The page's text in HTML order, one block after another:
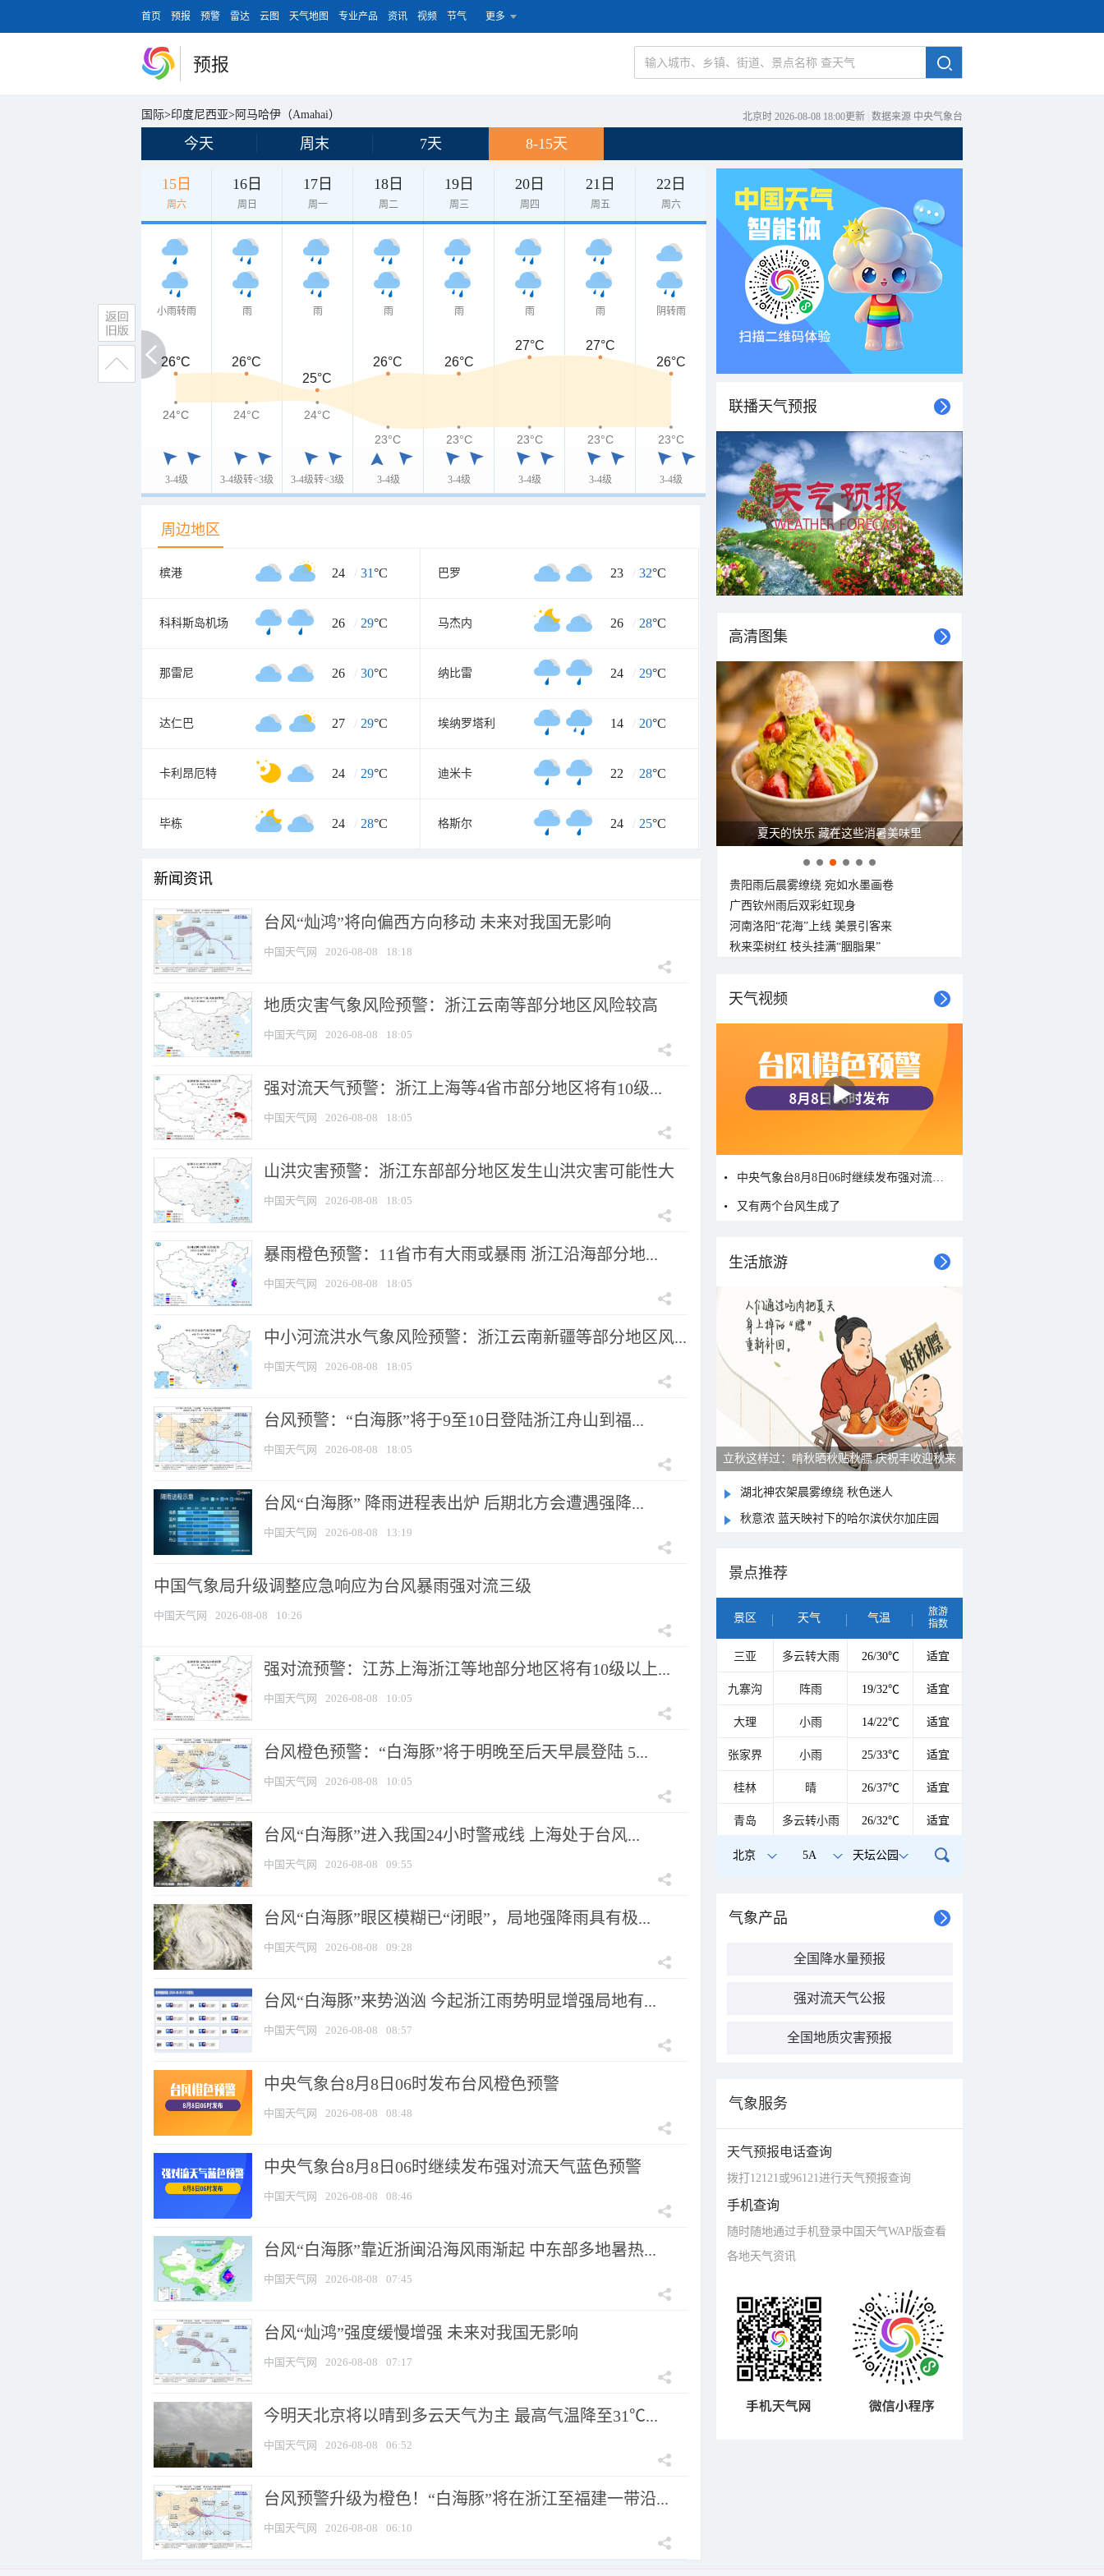
首页 预报 预警 雷达 云图 天气地图 专业产品 资讯 视频 节气 更多
预报
国际>印度尼西亚> 阿马哈伊（Amahai） 北京时 2026-08-08 18:00更新 数据来源 中央气象台
今天 周末 7天 8-15天
15日
周六
16日
周日
17日
周一
18日
周二
19日
周三
20日
周四
21日
周五
22日
周六
小雨转雨
3-4级
雨
3-4级转<3级
雨
3-4级转<3级
雨
3-4级
雨
3-4级
雨
3-4级
雨
3-4级
阴转雨
3-4级
26°C
26°C
26°C
25°C
26°C 26°C
27°C
27°C
26°C
24°C
24°C 24°C
24°C
23°C
23°C 23°C 23°C 23°C
周边地区
槟港 24 / 31°C 巴罗 23 / 32°C
科科斯岛机场 26 / 29°C 马杰内 26 / 28°C
那雷尼 26 / 30°C 纳比雷 24 / 29°C
达仁巴 27 / 29°C 埃纳罗塔利 14 / 20°C
卡利昂厄特 24 / 29°C 迪米卡 22 / 28°C
毕栋 24 / 28°C 格斯尔 24 / 25°C
新闻资讯
台风“灿鸿”将向偏西方向移动 未来对我国无影响
中国天气网 2026-08-08 18:18
地质灾害气象风险预警：浙江云南等部分地区风险较高
中国天气网 2026-08-08 18:05
强对流天气预警：浙江上海等4省市部分地区将有10级...
中国天气网 2026-08-08 18:05
山洪灾害预警：浙江东部部分地区发生山洪灾害可能性大
中国天气网 2026-08-08 18:05
暴雨橙色预警：11省市有大雨或暴雨 浙江沿海部分地...
中国天气网 2026-08-08 18:05
中小河流洪水气象风险预警：浙江云南新疆等部分地区风...
中国天气网 2026-08-08 18:05
台风预警：“白海豚”将于9至10日登陆浙江舟山到福...
中国天气网 2026-08-08 18:05
台风“白海豚” 降雨进程表出炉 后期北方会遭遇强降...
中国天气网 2026-08-08 13:19
中国气象局升级调整应急响应为台风暴雨强对流三级
中国天气网 2026-08-08 10:26
强对流预警：江苏上海浙江等地部分地区将有10级以上...
中国天气网 2026-08-08 10:05
台风橙色预警：“白海豚”将于明晚至后天早晨登陆 5...
中国天气网 2026-08-08 10:05
台风“白海豚”进入我国24小时警戒线 上海处于台风...
中国天气网 2026-08-08 09:55
台风“白海豚”眼区模糊已“闭眼”，局地强降雨具有极...
中国天气网 2026-08-08 09:28
台风“白海豚”来势汹汹 今起浙江雨势明显增强局地有...
中国天气网 2026-08-08 08:57
中央气象台8月8日06时发布台风橙色预警
中国天气网 2026-08-08 08:48
中央气象台8月8日06时继续发布强对流天气蓝色预警
中国天气网 2026-08-08 08:46
台风“白海豚”靠近浙闽沿海风雨渐起 中东部多地暑热...
中国天气网 2026-08-08 07:45
台风“灿鸿”强度缓慢增强 未来对我国无影响
中国天气网 2026-08-08 07:17
今明天北京将以晴到多云天气为主 最高气温降至31℃...
中国天气网 2026-08-08 06:52
台风预警升级为橙色！“白海豚”将在浙江至福建一带沿...
中国天气网 2026-08-08 06:10
联播天气预报
高清图集
夏天的快乐 藏在这些消暑美味里
贵阳雨后晨雾缭绕 宛如水墨画卷
广西钦州雨后双彩虹现身
河南洛阳“花海”上线 美景引客来
秋来栾树红 枝头挂满“胭脂果”
天气视频
中央气象台8月8日06时继续发布强对流天气蓝色预警
又有两个台风生成了
生活旅游
立秋这样过：啃秋晒秋贴秋膘 庆祝丰收迎秋来
湖北神农架晨雾缭绕 秋色迷人
秋意浓 蓝天映衬下的哈尔滨伏尔加庄园
景点推荐
景区 天气 气温
旅游
指数
三亚 多云转大雨 26/30℃ 适宜
九寨沟 阵雨 19/32℃ 适宜
大理 小雨 14/22℃ 适宜
张家界 小雨 25/33℃ 适宜
桂林 晴 26/37℃ 适宜
青岛 多云转小雨 26/32℃ 适宜
北京 5A 天坛公园
气象产品
全国降水量预报
强对流天气公报
全国地质灾害预报
气象服务
天气预报电话查询
拨打12121或96121进行天气预报查询
手机查询
随时随地通过手机登录中国天气WAP版查看
各地天气资讯